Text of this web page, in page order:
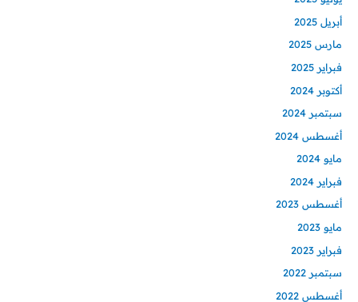
أبريل 2025
مارس 2025
فبراير 2025
أكتوبر 2024
سبتمبر 2024
أغسطس 2024
مايو 2024
فبراير 2024
أغسطس 2023
مايو 2023
فبراير 2023
سبتمبر 2022
أغسطس 2022